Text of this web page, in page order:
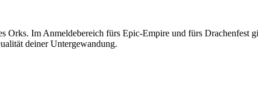
Im Anmeldebereich fürs Epic-Empire und fürs Drachenfest
deiner Untergewandung.